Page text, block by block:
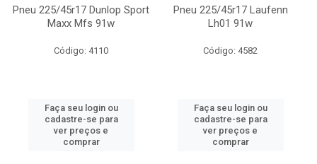
Pneu 225/45r17 Dunlop Sport
Maxx Mfs 91w
Código: 4110
Faça seu login ou
cadastre-se para
ver preços e
comprar
Pneu 225/45r17 Laufenn
Lh01 91w
Código: 4582
Faça seu login ou
cadastre-se para
ver preços e
comprar